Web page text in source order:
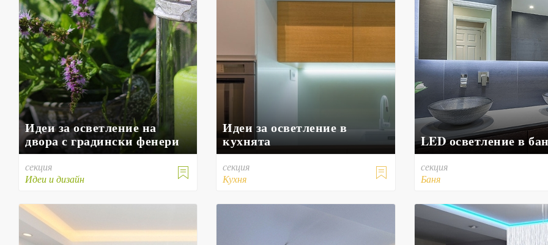
Идеи за осветление на
двора с градински фенери

секция
Идеи и дизайн
Идеи за осветление в
кухнята

секция
Кухня
LED осветление в
секция
Баня